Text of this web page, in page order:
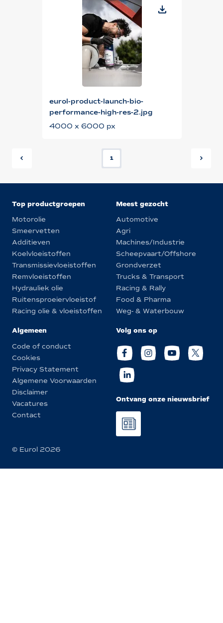
eurol-product-launch-bio-
performance-high-res-2.jpg
4000 x 6000 px
1
Top productgroepen
Motorolie
Smeervetten
Additieven
Koelvloeistoffen
Transmissievloeistoffen
Remvloeistoffen
Hydrauliek olie
Ruitensproeiervloeistof
Racing olie & vloeistoffen
Meest gezocht
Automotive
Agri
Machines/Industrie
Scheepvaart/Offshore
Grondverzet
Trucks & Transport
Racing & Rally
Food & Pharma
Weg- & Waterbouw
Algemeen
Code of conduct
Cookies
Privacy Statement
Algemene Voorwaarden
Disclaimer
Vacatures
Contact
Volg ons op
Ontvang onze nieuwsbrief
© Eurol 2026